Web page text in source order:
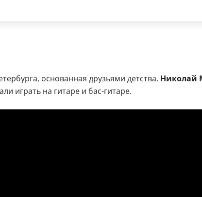
основанная друзьями детства. Николай
играть на гитаре и бас-гитаре.